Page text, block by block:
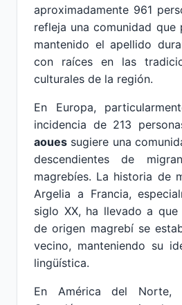
aproximadamente 961
refleja una comunidad que
mantenido el apellido
con raíces en las
culturales de la región.
En Europa,
incidencia de 213
aoues sugiere una
descendientes de
magrebíes. La historia de
Argelia a Francia,
siglo XX, ha llevado a que
de origen magrebí se
vecino, manteniendo su
lingüística.
En América del Norte,